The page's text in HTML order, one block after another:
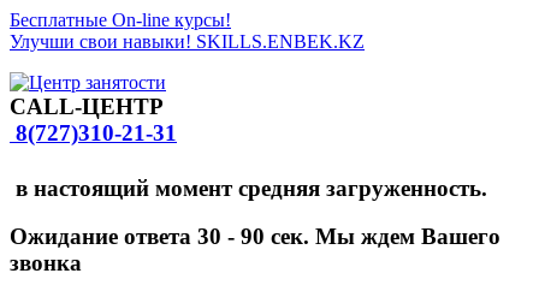
Бесплатные On-line курсы!
Улучши свои навыки! SKILLS.ENBEK.KZ
CALL-ЦЕНТР
8(727)310-21-31
в настоящий момент средняя загруженность.
Ожидание ответа 30 - 90 сек. Мы ждем Вашего
звонка